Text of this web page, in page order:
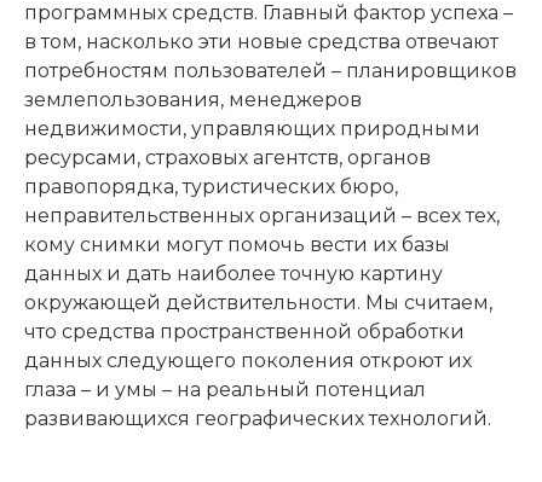
программных средств. Главный фактор успеха –
в том, насколько эти новые средства отвечают
потребностям пользователей – планировщиков
землепользования, менеджеров
недвижимости, управляющих природными
ресурсами, страховых агентств, органов
правопорядка, туристических бюро,
неправительственных организаций – всех тех,
кому снимки могут помочь вести их базы
данных и дать наиболее точную картину
окружающей действительности. Мы считаем,
что средства пространственной обработки
данных следующего поколения откроют их
глаза – и умы – на реальный потенциал
развивающихся географических технологий.